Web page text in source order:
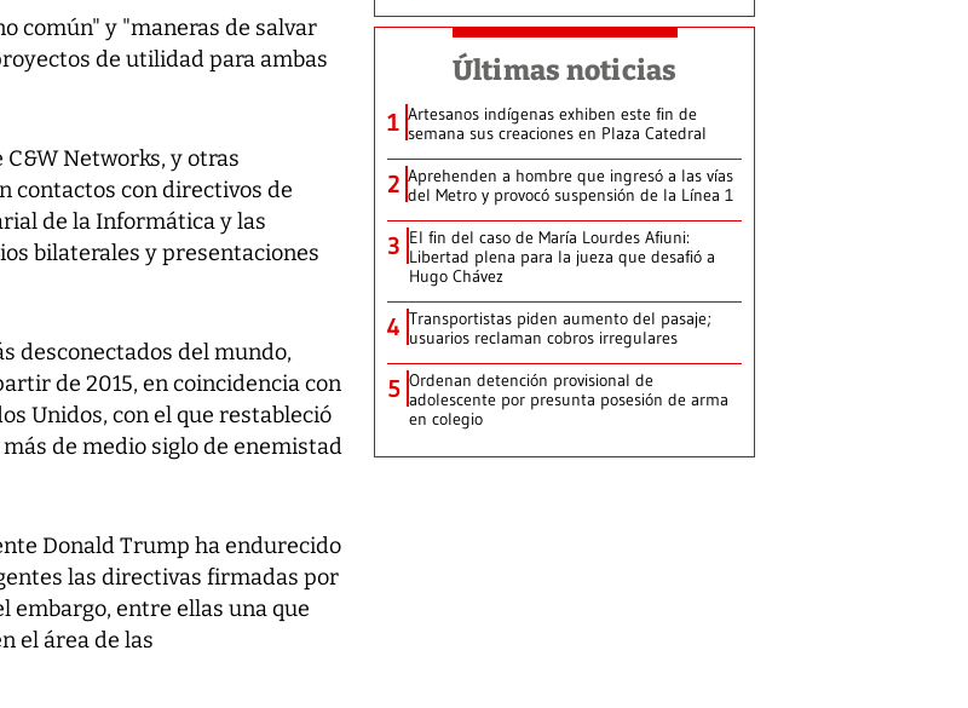
común" y "maneras de salvar
de utilidad para ambas
Networks, y otras
contactos con directivos de
de la Informática y las
bilaterales y presentaciones
desconectados del mundo,
de 2015, en coincidencia con
Unidos, con el que restableció
de medio siglo de enemistad
Donald Trump ha endurecido
las directivas firmadas por
embargo, entre ellas una que
el área de las
Últimas noticias
1 Artesanos indígenas exhiben este fin de
semana sus creaciones en Plaza Catedral
2 Aprehenden a hombre que ingresó a las vías
del Metro y provocó suspensión de la Línea 1
3 El fin del caso de María Lourdes Afiuni:
Libertad plena para la jueza que desafió a
Hugo Chávez
4 Transportistas piden aumento del pasaje;
usuarios reclaman cobros irregulares
5 Ordenan detención provisional de
adolescente por presunta posesión de arma
en colegio